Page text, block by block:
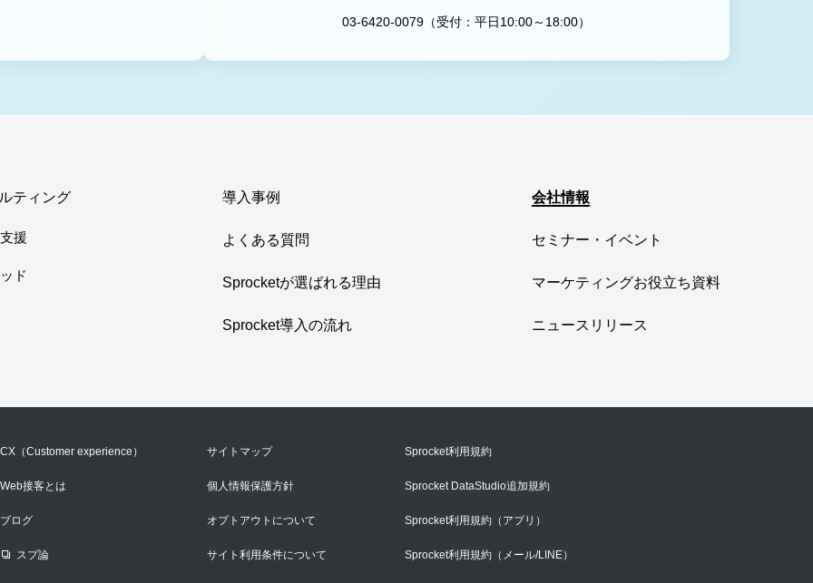
03-6420-0079（受付：平日10:00～18:00）
ティング
援
ド
導入事例
よくある質問
Sprocketが選ばれる理由
Sprocket導入の流れ
会社情報
セミナー・イベント
マーケティングお役立ち資料
ニュースリリース
CX（Customer experience）
Web接客とは
ブログ
スプ論
サイトマップ
個人情報保護方針
オプトアウトについて
サイト利用条件について
Sprocket利用規約
Sprocket DataStudio追加規約
Sprocket利用規約（アプリ）
Sprocket利用規約（メール/LINE）